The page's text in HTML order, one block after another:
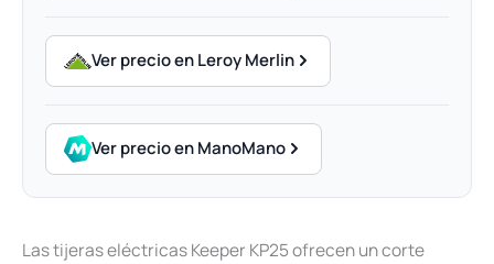
Ver precio en Leroy Merlin
Ver precio en ManoMano
Las tijeras eléctricas Keeper KP25 ofrecen un corte